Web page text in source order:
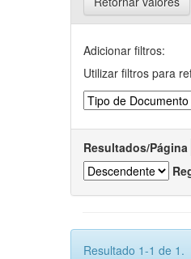
Adicionar filtros:
Utilizar filtros para
Resultados/Página
Resultado 1-1 de 1.